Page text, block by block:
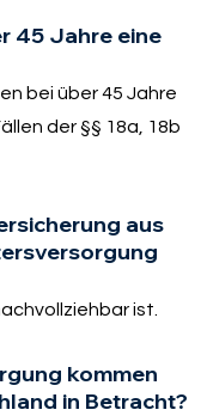
45 Jahre eine
bei über 45 Jahre
der §§ 18a, 18b
aus
ist.
kommen
in Betracht?